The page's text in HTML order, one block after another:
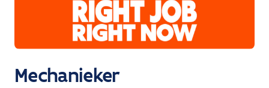
a
r
Mechanieker